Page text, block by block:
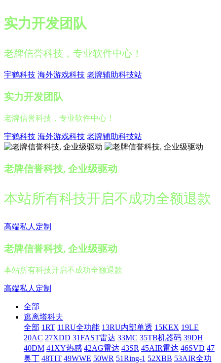
实力开发团队
老牌信誉科技，专业软件中心！
宇鹤科技 海外游戏科技 老牌辅助科技站
实力开发团队
老牌信誉科技，专业软件中心！
宇鹤科技 海外游戏科技 老牌辅助科技站
老牌信誉科技, 企业级驱动
本站所有科技开启不成功全额退款
高端私人定制
老牌信誉科技, 企业级驱动
本站所有科技开启不成功全额退款
高端私人定制
全部
逃离塔科夫
全部 1RT 11RU全功能 13RU内部单透 15KEX 19LE
20AC 27XDD 31FAST雷达 33MC 35TB机器码 39DH
40DM 41XY热感 42AG雷达 43SR 45AIR雷达 46SVD 47
奥丁 48TIT 49WWE 50WR 51Ring-1 52XBB 53AIR全功